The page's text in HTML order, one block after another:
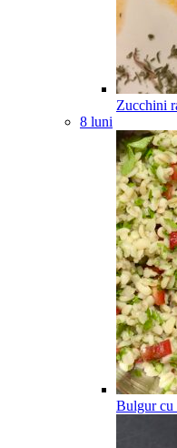
Zucchini
8 luni
Bulgur cu